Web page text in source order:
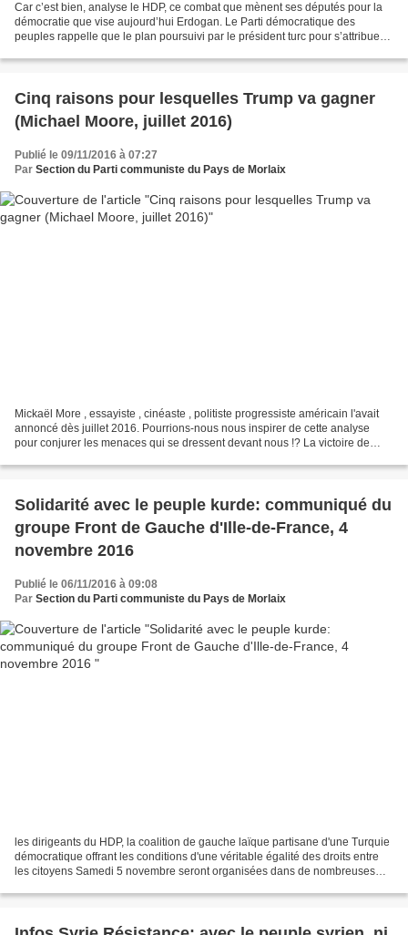
Car c’est bien, analyse le HDP, ce combat que mènent ses députés pour la
démocratie que vise aujourd’hui Erdogan. Le Parti démocratique des
peuples rappelle que le plan poursuivi par le président turc pour s’attribuer
Cinq raisons pour lesquelles Trump va gagner
(Michael Moore, juillet 2016)
Publié le 09/11/2016 à 07:27
Par Section du Parti communiste du Pays de Morlaix
Mickaël More , essayiste , cinéaste , politiste progressiste américain l'avait
annoncé dès juillet 2016. Pourrions-nous nous inspirer de cette analyse
pour conjurer les menaces qui se dressent devant nous !? La victoire de
Solidarité avec le peuple kurde: communiqué du
groupe Front de Gauche d'Ille-de-France, 4
novembre 2016
Publié le 06/11/2016 à 09:08
Par Section du Parti communiste du Pays de Morlaix
les dirigeants du HDP, la coalition de gauche laïque partisane d'une Turquie
démocratique offrant les conditions d'une véritable égalité des droits entre
les citoyens Samedi 5 novembre seront organisées dans de nombreuses